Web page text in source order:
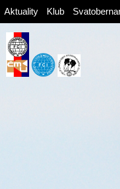
Aktuality Klub